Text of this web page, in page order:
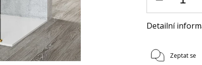
Detailní
Zeptat se